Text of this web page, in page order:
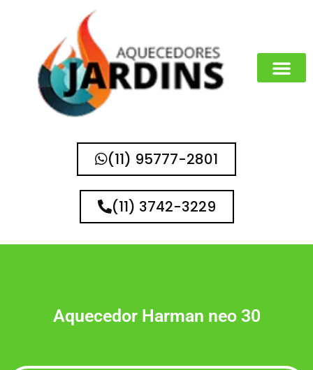
(11) 95777-2801
(11) 3742-3229
Aquecedor Harman neo 30